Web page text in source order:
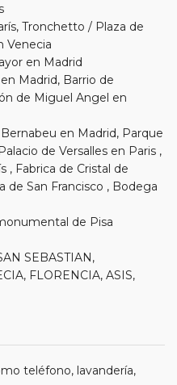
Tronchetto / Plaza de
Venecia
en Madrid
Madrid, Barrio de
de Miguel Angel en
en Madrid, Parque
de Versalles en Paris ,
, Fabrica de Cristal de
de San Francisco , Bodega
de Pisa
SEBASTIAN,
FLORENCIA, ASIS,
teléfono, lavandería,